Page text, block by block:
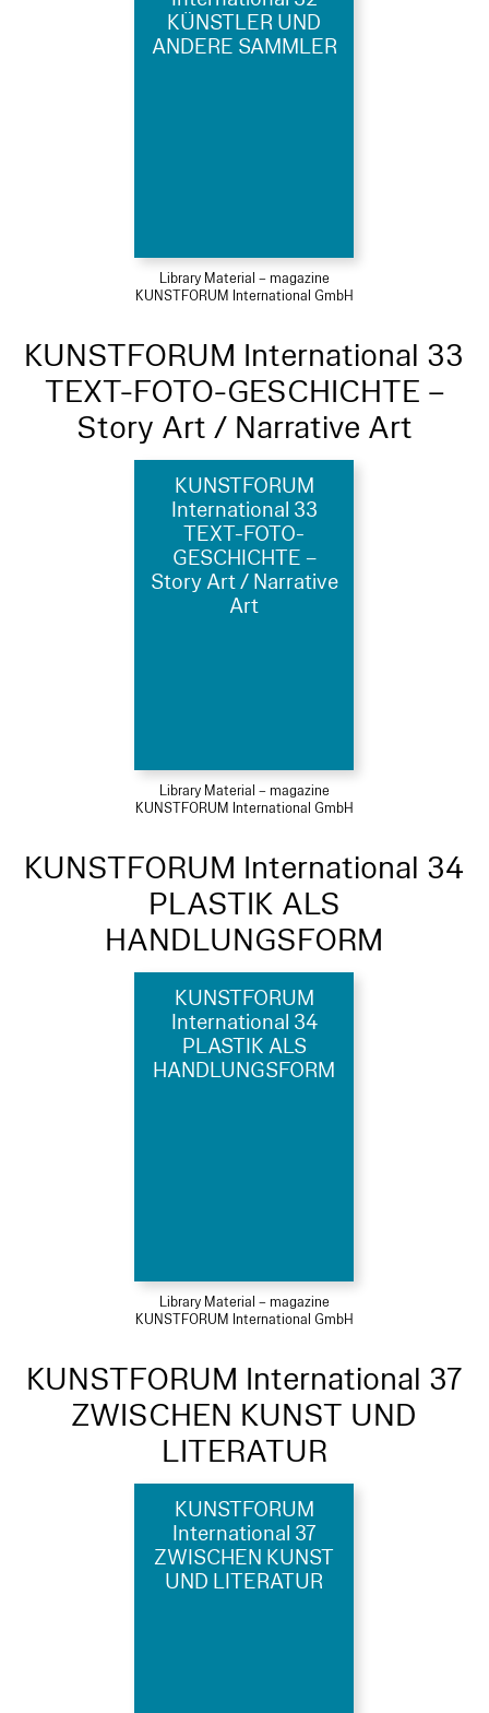
KÜNSTLER UND
ANDERE SAMMLER
Library Material – magazine
KUNSTFORUM International GmbH
KUNSTFORUM International 33
TEXT-FOTO-GESCHICHTE –
Story Art / Narrative Art
KUNSTFORUM
International 33
TEXT-FOTO-
GESCHICHTE –
Story Art / Narrative
Art
Library Material – magazine
KUNSTFORUM International GmbH
KUNSTFORUM International 34
PLASTIK ALS
HANDLUNGSFORM
KUNSTFORUM
International 34
PLASTIK ALS
HANDLUNGSFORM
Library Material – magazine
KUNSTFORUM International GmbH
KUNSTFORUM International 37
ZWISCHEN KUNST UND
LITERATUR
KUNSTFORUM
International 37
ZWISCHEN KUNST
UND LITERATUR